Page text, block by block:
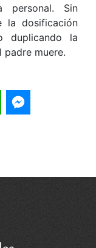
personal. Sin
la dosificación
duplicando la
muere.
WhatsApp